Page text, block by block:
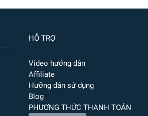
HỖ TRỢ
Video hướng dẫn
Affiliate
Hưỡng dẫn sử dụng
Blog
PHƯƠNG THỨC THANH TOÁN